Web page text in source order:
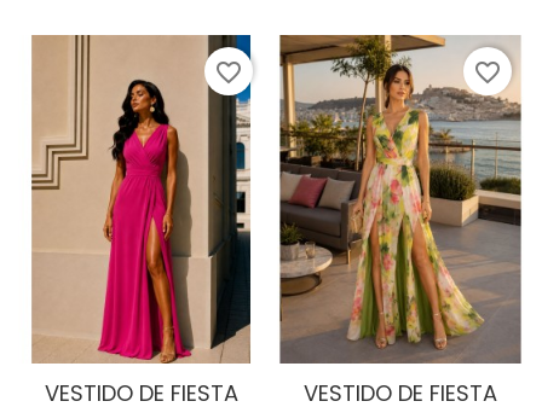
VESTIDO DE FIESTA
favorite_border
VESTIDO DE FIESTA
favorite_border